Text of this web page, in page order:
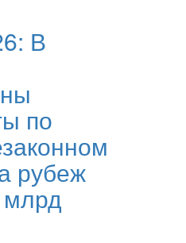
В
по
рубеж